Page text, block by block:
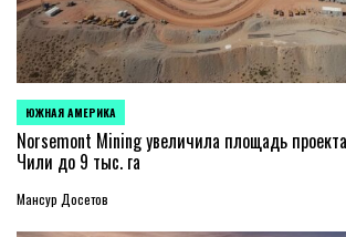
ОПУБЛИКОВАНО
В
ЮЖНАЯ АМЕРИКА
Norsemont Mining увеличила площадь
Чили до 9 тыс. га
Мансур Досетов